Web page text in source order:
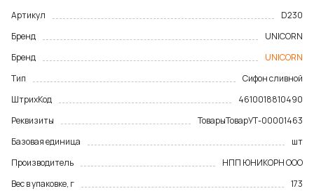
Артикул
D230
Бренд
UNICORN
Бренд
UNICORN
Тип
Сифон сливной
ШтрихКод
4610018810490
Реквизиты
ТоварыТоварУТ-00001463
Базовая единица
шт
Производитель
НПП ЮНИКОРН ООО
Вес в упаковке, г
173